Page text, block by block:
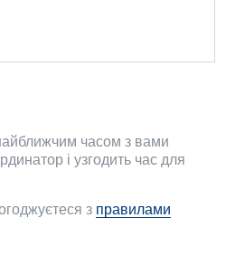
часом з вами
і узгодить час для
з правилами